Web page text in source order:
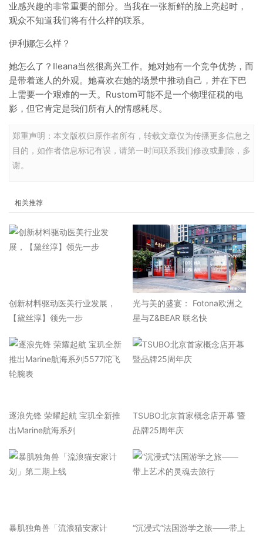
业感兴趣的非常重要的部分。当我在一张新鲜的脸上亮起时，
观众不知道我们将有什么样的联系。
伊利娜怎么样？
她怎么了？Ileana当然很高兴工作。她对她有一个竞争优势，而
是带着迷人的外观。她喜欢在她的场景中推动自己，并在下巴
上需要一个艰难的一天。Rustom可能不是一个物理征税的电
影，但它肯定是我们所有人的情感耗尽。
郑重声明：本文版权归原作者所有，转载文章仅为传播更多信息之
目的，如作者信息标记有误，请第一时间联系我们修改或删除，多
谢。
相关推荐
​创新材料驱动医美行业发展，
【黛丝淳】领先一步
光与美的盛宴： Fotona欧洲之
星与Z&BEAR 联名快
逐浪先锋 荣耀起航 宝玑全新推
出Marine航海系列
TSUBO北京首家概念店开幕 暨
品牌25周年庆
暴肌独角兽「流浪猫安家计 “沉浸式”法国游学之旅——带上